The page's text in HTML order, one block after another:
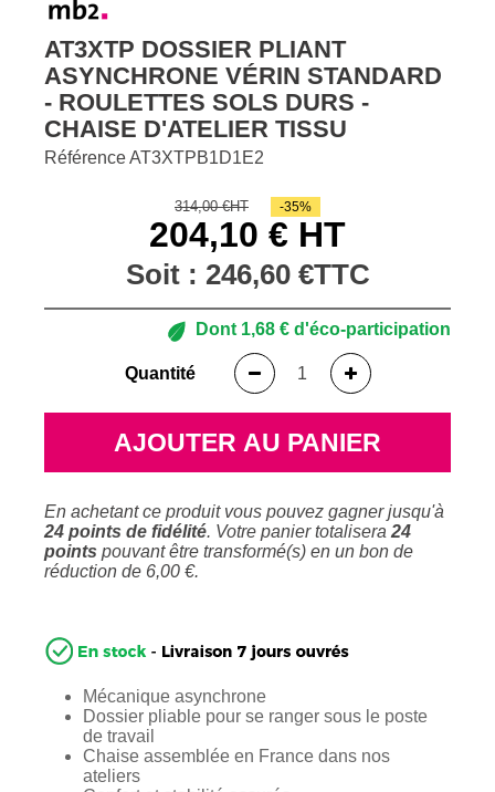
AT3XTP DOSSIER PLIANT
ASYNCHRONE VÉRIN STANDARD
- ROULETTES SOLS DURS -
CHAISE D'ATELIER TISSU
RéférenceAT3XTPB1D1E2
Mécanique asynchrone
Dossier pliable pour se ranger sous le poste
de travail
Chaise assemblée en France dans nos
ateliers
314,00 €HT -35%
204,10 € HT
Soit : 246,60 €TTC
Dont 1,68 € d'éco-participation
Quantité
AJOUTER AU PANIER
En achetant ce produit vous pouvez gagner jusqu'à
24 points de fidélité. Votre panier totalisera 24
points pouvant être transformé(s) en un bon de
réduction de 6,00 €.